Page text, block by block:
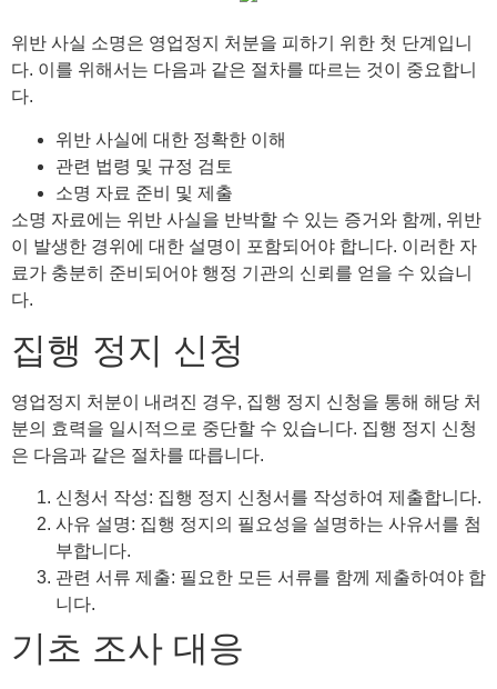
위반 사실 소명은 영업정지 처분을 피하기 위한 첫 단계입니
다. 이를 위해서는 다음과 같은 절차를 따르는 것이 중요합니
다.
위반 사실에 대한 정확한 이해
관련 법령 및 규정 검토
소명 자료 준비 및 제출
소명 자료에는 위반 사실을 반박할 수 있는 증거와 함께, 위반
이 발생한 경위에 대한 설명이 포함되어야 합니다. 이러한 자
료가 충분히 준비되어야 행정 기관의 신뢰를 얻을 수 있습니
다.
집행 정지 신청
영업정지 처분이 내려진 경우, 집행 정지 신청을 통해 해당 처
분의 효력을 일시적으로 중단할 수 있습니다. 집행 정지 신청
은 다음과 같은 절차를 따릅니다.
신청서 작성: 집행 정지 신청서를 작성하여 제출합니다.
사유 설명: 집행 정지의 필요성을 설명하는 사유서를 첨
부합니다.
관련 서류 제출: 필요한 모든 서류를 함께 제출하여야 합
니다.
기초 조사 대응